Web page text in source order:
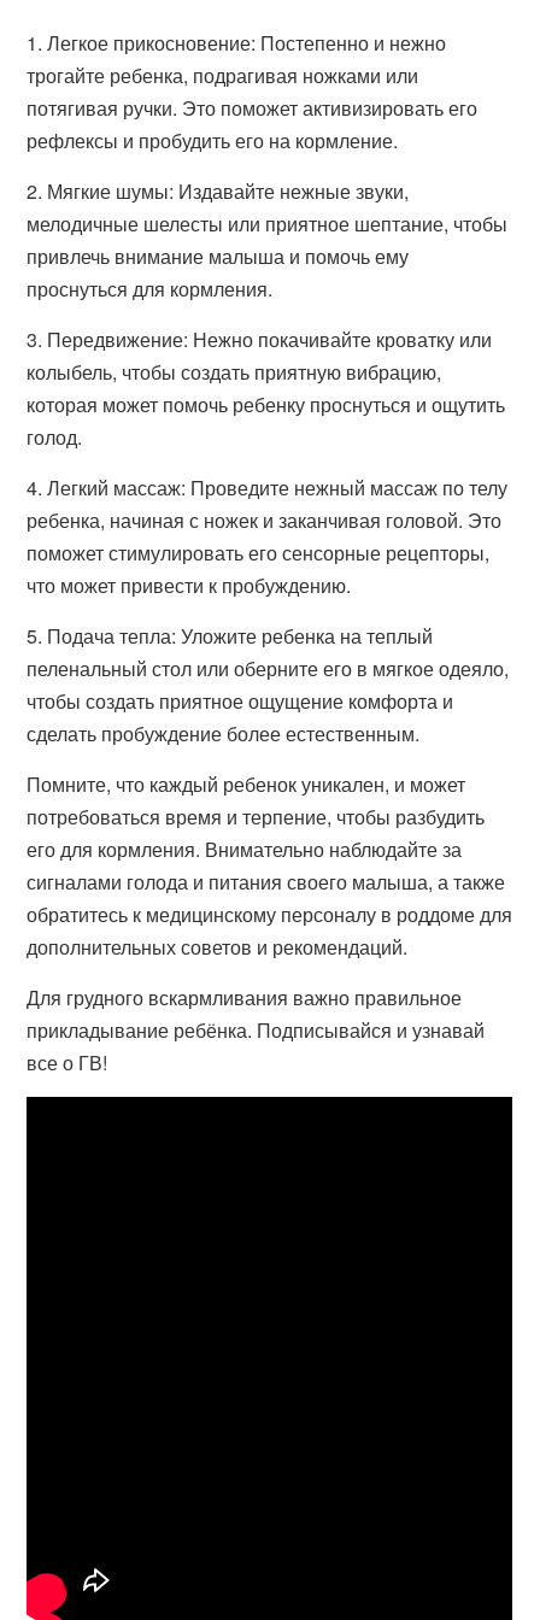
1. Легкое прикосновение: Постепенно и нежно
трогайте ребенка, подрагивая ножками или
потягивая ручки. Это поможет активизировать его
рефлексы и пробудить его на кормление.
2. Мягкие шумы: Издавайте нежные звуки,
мелодичные шелесты или приятное шептание, чтобы
привлечь внимание малыша и помочь ему
проснуться для кормления.
3. Передвижение: Нежно покачивайте кроватку или
колыбель, чтобы создать приятную вибрацию,
которая может помочь ребенку проснуться и ощутить
голод.
4. Легкий массаж: Проведите нежный массаж по телу
ребенка, начиная с ножек и заканчивая головой. Это
поможет стимулировать его сенсорные рецепторы,
что может привести к пробуждению.
5. Подача тепла: Уложите ребенка на теплый
пеленальный стол или оберните его в мягкое одеяло,
чтобы создать приятное ощущение комфорта и
сделать пробуждение более естественным.
Помните, что каждый ребенок уникален, и может
потребоваться время и терпение, чтобы разбудить
его для кормления. Внимательно наблюдайте за
сигналами голода и питания своего малыша, а также
обратитесь к медицинскому персоналу в роддоме для
дополнительных советов и рекомендаций.
Для грудного вскармливания важно правильное
прикладывание ребёнка. Подписывайся и узнавай
все о ГВ!